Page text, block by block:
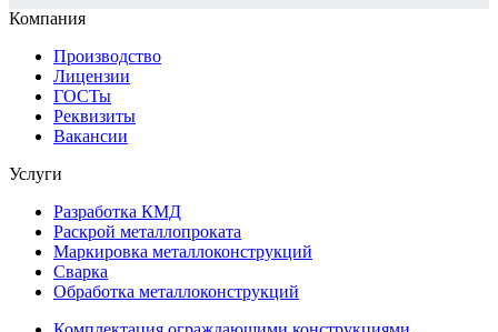
Компания
Производство
Лицензии
ГОСТы
Реквизиты
Вакансии
Услуги
Разработка КМД
Раскрой металлопроката
Маркировка металлоконструкций
Сварка
Обработка металлоконструкций